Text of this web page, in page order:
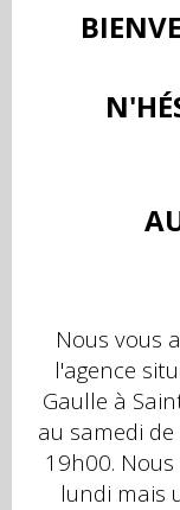
Nous vous
l'agence
Gaulle à
au samedi
19h00.
lundi mais